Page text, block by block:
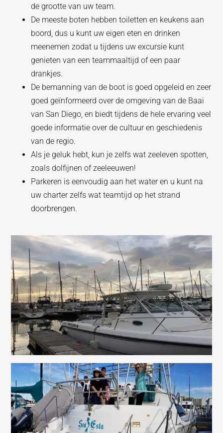
de grootte van uw team.
De meeste boten hebben toiletten en keukens aan
boord, dus u kunt uw eigen eten en drinken
meenemen zodat u tijdens uw excursie kunt
genieten van een teammaaltijd of een paar
drankjes.
De bemanning van de boot is goed opgeleid en zeer
goed geïnformeerd over de omgeving van de Baai
van San Diego, en biedt tijdens de hele ervaring veel
goede informatie over de cultuur en geschiedenis
van de regio.
Als je geluk hebt, kun je zelfs wat zeeleven spotten,
zoals dolfijnen of zeeleeuwen!
Parkeren is eenvoudig aan het water en u kunt na
uw charter zelfs wat teamtijd op het strand
doorbrengen.